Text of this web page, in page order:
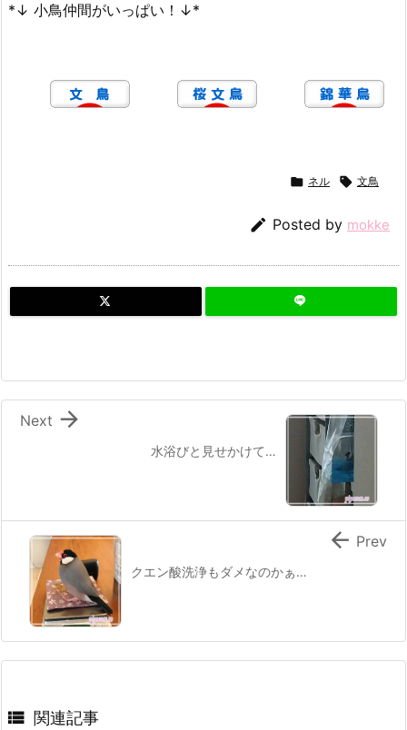
*↓ 小鳥仲間がいっぱい！↓*
 ネル  文鳥
 Posted by mokke
水浴びと見せかけて…

Next
クエン酸洗浄もダメなのかぁ…
 Prev
 関連記事